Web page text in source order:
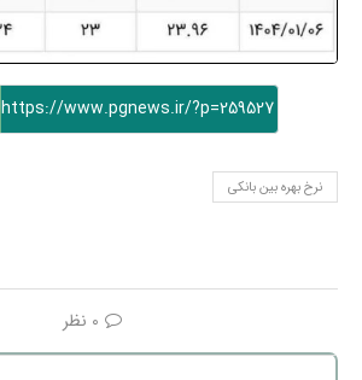
https://www.pgnews.ir/?p=259527
نرخ بهره بین بانکی
0 نظر